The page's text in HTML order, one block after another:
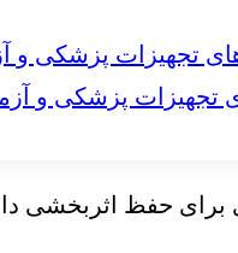
پزشکی و